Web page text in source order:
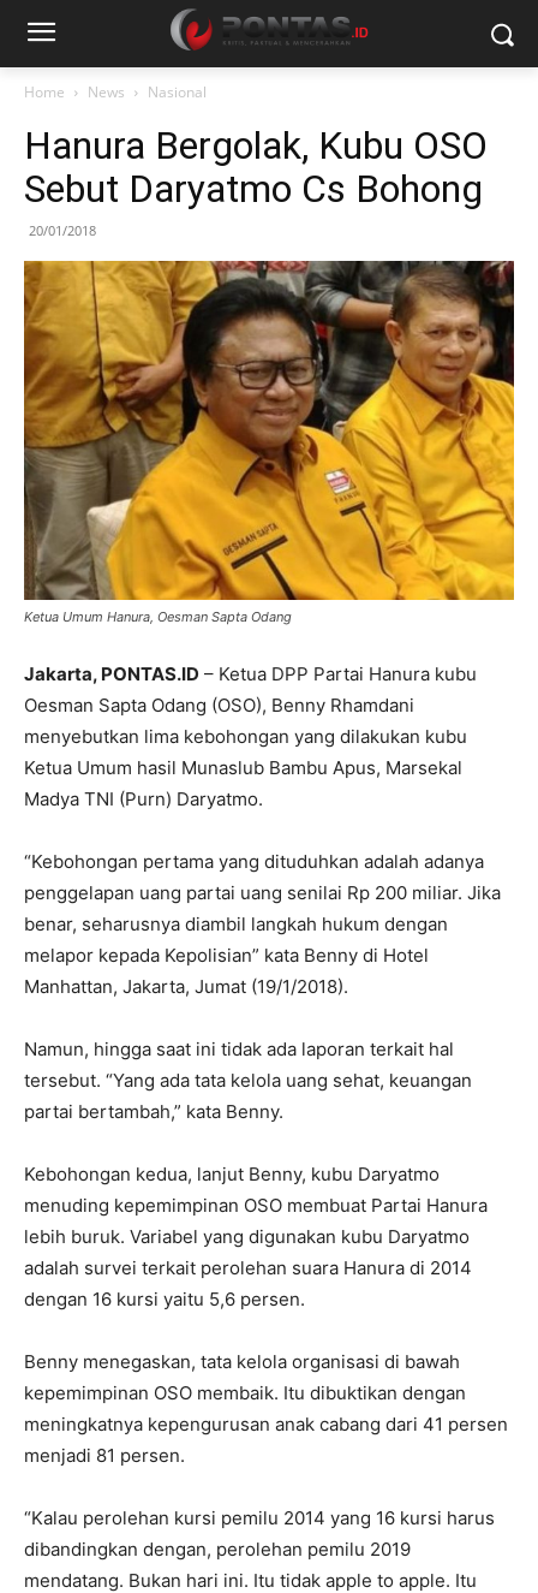
Home News Nasional
Hanura Bergolak, Kubu OSO
Sebut Daryatmo Cs Bohong
20/01/2018
Ketua Umum Hanura, Oesman Sapta Odang
Jakarta, PONTAS.ID – Ketua DPP Partai Hanura kubu
Oesman Sapta Odang (OSO), Benny Rhamdani
menyebutkan lima kebohongan yang dilakukan kubu
Ketua Umum hasil Munaslub Bambu Apus, Marsekal
Madya TNI (Purn) Daryatmo.
“Kebohongan pertama yang dituduhkan adalah adanya
penggelapan uang partai uang senilai Rp 200 miliar. Jika
benar, seharusnya diambil langkah hukum dengan
melapor kepada Kepolisian” kata Benny di Hotel
Manhattan, Jakarta, Jumat (19/1/2018).
Namun, hingga saat ini tidak ada laporan terkait hal
tersebut. “Yang ada tata kelola uang sehat, keuangan
partai bertambah,” kata Benny.
Kebohongan kedua, lanjut Benny, kubu Daryatmo
menuding kepemimpinan OSO membuat Partai Hanura
lebih buruk. Variabel yang digunakan kubu Daryatmo
adalah survei terkait perolehan suara Hanura di 2014
dengan 16 kursi yaitu 5,6 persen.
Benny menegaskan, tata kelola organisasi di bawah
kepemimpinan OSO membaik. Itu dibuktikan dengan
meningkatnya kepengurusan anak cabang dari 41 persen
menjadi 81 persen.
“Kalau perolehan kursi pemilu 2014 yang 16 kursi harus
dibandingkan dengan, perolehan pemilu 2019
mendatang. Bukan hari ini. Itu tidak apple to apple. Itu